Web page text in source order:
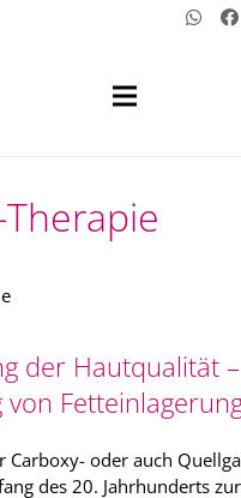
der Hautqualität –
von
Carboxy- oder auch
des 20. Jahrhunderts